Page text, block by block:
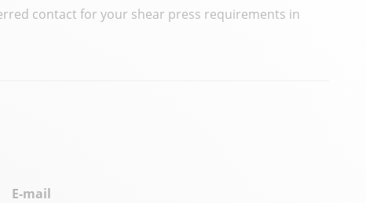
contact for your shear press requirements in
E-mail